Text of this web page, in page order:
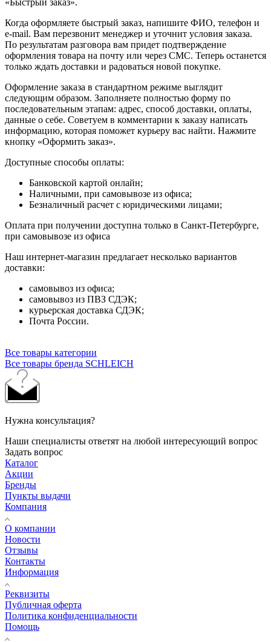
Когда оформляете быстрый заказ, напишите ФИО, телефон и
e-mail. Вам перезвонит менеджер и уточнит условия заказа.
По результатам разговора вам придет подтверждение
оформления товара на почту или через СМС. Теперь останется
только ждать доставки и радоваться новой покупке.
Оформление заказа в стандартном режиме выглядит
следующим образом. Заполняете полностью форму по
последовательным этапам: адрес, способ доставки, оплаты,
данные о себе. Советуем в комментарии к заказу написать
информацию, которая поможет курьеру вас найти. Нажмите
кнопку «Оформить заказ».
Доступные способы оплаты:
Банковской картой онлайн;
Наличными, при самовывозе из офиса;
Безналичный расчет с юридическими лицами;
Оплата при получении доступна только в Санкт-Петербурге,
при самовывозе из офиса
Наш интернет-магазин предлагает несколько вариантов
доставки:
самовывоз из офиса;
самовывоз из ПВЗ СДЭК;
курьерская доставка СДЭК;
Почта России.
Все товары категории
Все товары бренда SCHLEICH
Нужна консультация?
Наши специалисты ответят на любой интересующий вопрос
Задать вопрос
Каталог
Акции
Бренды
Пункты выдачи
Компания
О компании
Новости
Отзывы
Контакты
Информация
Реквизиты
Публичная оферта
Политика конфиденциальности
Помощь